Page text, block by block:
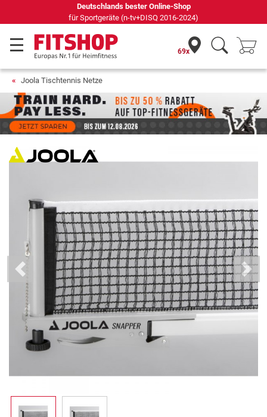
Deutschlands bester Online-Shop
für Sportgeräte (n-tv+DISQ 2016-2024)
69x
Joola Tischtennis Netze
Previous Next